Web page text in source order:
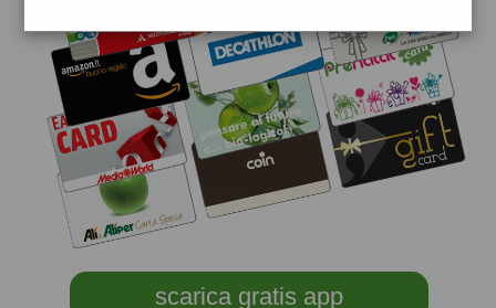
scarica gratis app